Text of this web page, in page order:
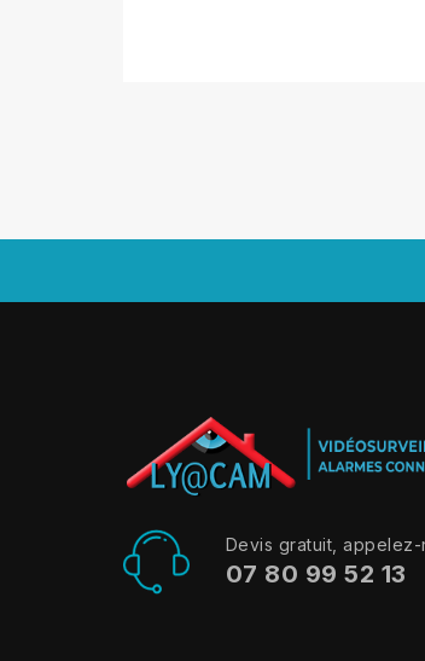
Devis gratuit, appelez-
07 80 99 52 13